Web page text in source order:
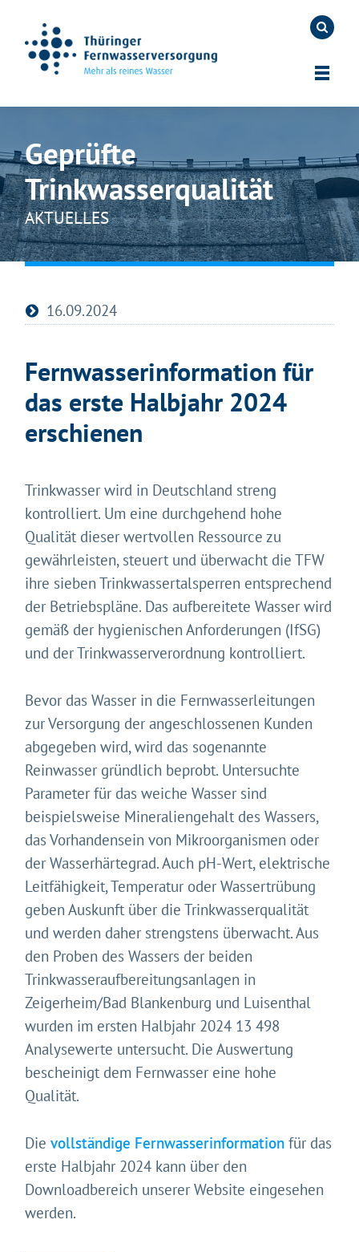
Geprüfte
Trinkwasserqualität
AKTUELLES
16.09.2024
Fernwasserinformation für
das erste Halbjahr 2024
erschienen
Trinkwasser wird in Deutschland streng
kontrolliert. Um eine durchgehend hohe
Qualität dieser wertvollen Ressource zu
gewährleisten, steuert und überwacht die TFW
ihre sieben Trinkwassertalsperren entsprechend
der Betriebspläne. Das aufbereitete Wasser wird
gemäß der hygienischen Anforderungen (IfSG)
und der Trinkwasserverordnung kontrolliert.
Bevor das Wasser in die Fernwasserleitungen
zur Versorgung der angeschlossenen Kunden
abgegeben wird, wird das sogenannte
Reinwasser gründlich beprobt. Untersuchte
Parameter für das weiche Wasser sind
beispielsweise Mineraliengehalt des Wassers,
das Vorhandensein von Mikroorganismen oder
der Wasserhärtegrad. Auch pH-Wert, elektrische
Leitfähigkeit, Temperatur oder Wassertrübung
geben Auskunft über die Trinkwasserqualität
und werden daher strengstens überwacht. Aus
den Proben des Wassers der beiden
Trinkwasseraufbereitungsanlagen in
Zeigerheim/Bad Blankenburg und Luisenthal
wurden im ersten Halbjahr 2024 13 498
Analysewerte untersucht. Die Auswertung
bescheinigt dem Fernwasser eine hohe
Qualität.
Die vollständige Fernwasserinformation für das
erste Halbjahr 2024 kann über den
Downloadbereich unserer Website eingesehen
werden.
Gleich geht's los!
Mit Ihrer Zustimmung möchten wir moderne Web-
Technologien auf unserer Website nutzen. Einige sind
essenziell, Youtube und Matomo helfen uns diese
Website und Ihr Erlebnis zu verbessern.
Impressum&Datenschutz